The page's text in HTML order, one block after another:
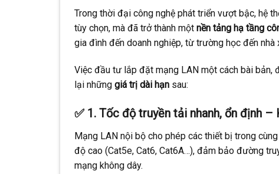
Trong thời đại công nghệ phát triển vượt bậc, hệ
tùy chọn, mà đã trở thành một nền tảng hạ tầng
gia đình đến doanh nghiệp, từ trường học đến
Việc đầu tư lắp đặt mạng LAN một cách bài bản,
lại những giá trị dài hạn sau:
✅ 1. Tốc độ truyền tải nhanh, ổn định –
Mạng LAN nội bộ cho phép các thiết bị trong
độ cao (Cat5e, Cat6, Cat6A…), đảm bảo đường
mạng không dây.